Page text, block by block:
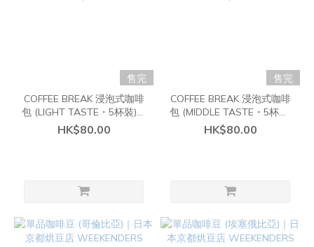
售完
COFFEE BREAK 浸泡式咖啡
包 (LIGHT TASTE・5杯裝)｜
日本靜岡烘豆店 IFNi
Roasting & Co.
HK$80.00
售完
COFFEE BREAK 浸泡式咖啡
包 (MIDDLE TASTE・5杯裝)
｜日本靜岡烘豆店 IFNi
Roasting & Co.
HK$80.00